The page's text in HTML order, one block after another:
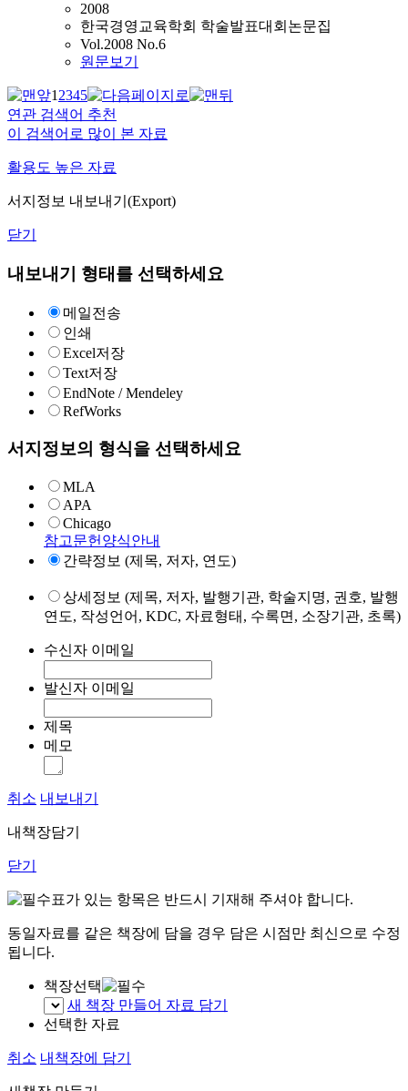
2008
한국경영교육학회 학술발표대회논문집
Vol.2008 No.6
원문보기
12345
연관 검색어 추천
이 검색어로 많이 본 자료
활용도 높은 자료
서지정보 내보내기(Export)
닫기
내보내기 형태를 선택하세요
메일전송
인쇄
Excel저장
Text저장
EndNote / Mendeley
RefWorks
서지정보의 형식을 선택하세요
MLA
APA
Chicago
참고문헌양식안내
간략정보 (제목, 저자, 연도)
상세정보 (제목, 저자, 발행기관, 학술지명, 권호, 발행
연도, 작성언어, KDC, 자료형태, 수록면, 소장기관, 초록)
수신자 이메일
발신자 이메일
제목
메모
취소 내보내기
내책장담기
닫기
표가 있는 항목은 반드시 기재해 주셔야 합니다.
동일자료를 같은 책장에 담을 경우 담은 시점만 최신으로 수정
됩니다.
책장선택
새 책장 만들어 자료 담기
선택한 자료
취소 내책장에 담기